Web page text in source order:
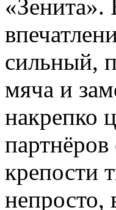
«Зенита».
сильный,
мяча и
накрепко
крепости
непросто,